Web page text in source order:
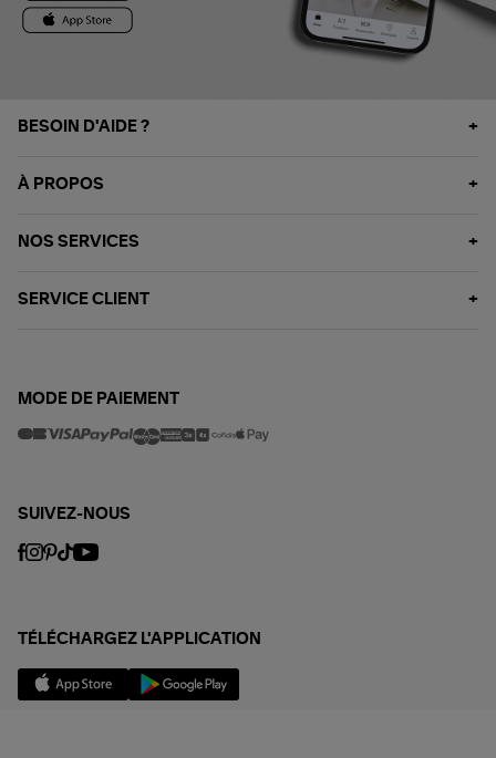
BESOIN D'AIDE ?
À PROPOS
NOS SERVICES
SERVICE CLIENT
MODE DE PAIEMENT
SUIVEZ-NOUS
TÉLÉCHARGEZ L'APPLICATION